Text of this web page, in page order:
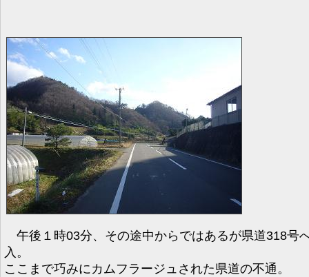
午後１時03分、その途中からではあるが県道318号
入。
ここまで巧みにカムフラージュされた県道の不通。